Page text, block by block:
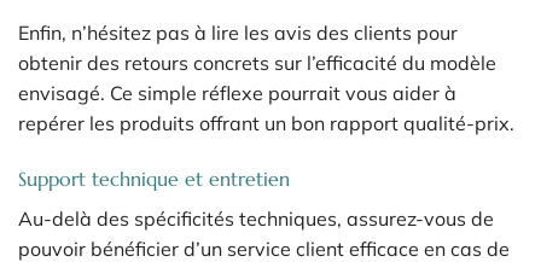
Enfin, n’hésitez pas à lire les avis des clients pour
obtenir des retours concrets sur l’efficacité du modèle
envisagé. Ce simple réflexe pourrait vous aider à
repérer les produits offrant un bon rapport qualité-prix.
Support technique et entretien
Au-delà des spécificités techniques, assurez-vous de
pouvoir bénéficier d’un service client efficace en cas de